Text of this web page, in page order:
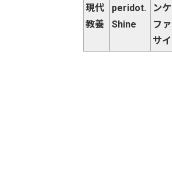
現代
教養
peridot.
Shine
ン
フ
サ